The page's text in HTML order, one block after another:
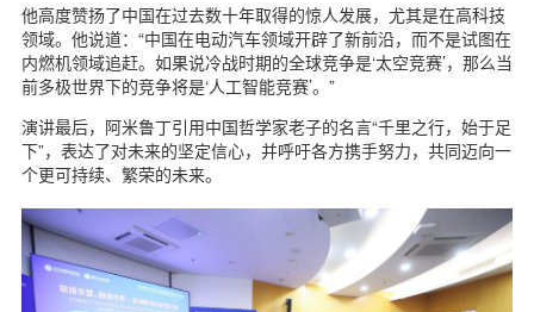
他高度赞扬了中国在过去数十年取得的惊人发展，尤其是在高科技
领域。他说道：“中国在电动汽车领域开辟了新前沿，而不是试图在
内燃机领域追赶。如果说冷战时期的全球竞争是‘太空竞赛’，那么当
前多极世界下的竞争将是‘人工智能竞赛’。”
演讲最后，阿米鲁丁引用中国哲学家老子的名言“千里之行，始于足
下”，表达了对未来的坚定信心，并呼吁各方携手努力，共同迈向一
个更可持续、繁荣的未来。